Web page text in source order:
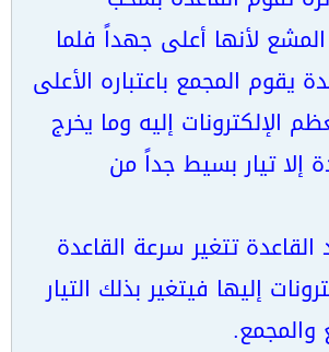
المشع لأنها أعلى جهداً فلما
يقوم المجمع باعتباره الأعلى
الإلكترونات إليه وما يخرج
إلا تيار بسيط جداً من
تتغير سرعة القاعدة
إليها فيتغير بذلك التيار
والمجمع.